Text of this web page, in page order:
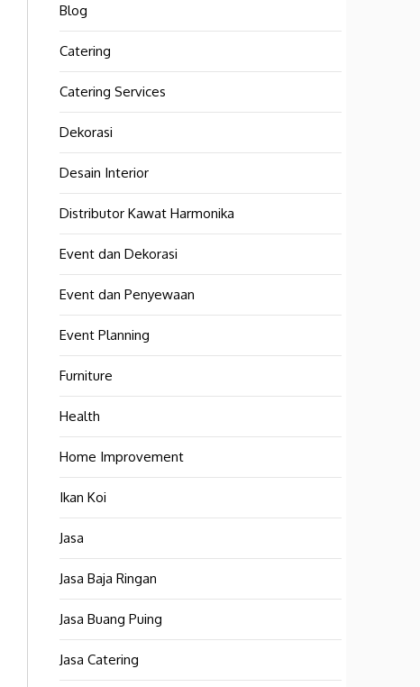
Blog
Catering
Catering Services
Dekorasi
Desain Interior
Distributor Kawat Harmonika
Event dan Dekorasi
Event dan Penyewaan
Event Planning
Furniture
Health
Home Improvement
Ikan Koi
Jasa
Jasa Baja Ringan
Jasa Buang Puing
Jasa Catering